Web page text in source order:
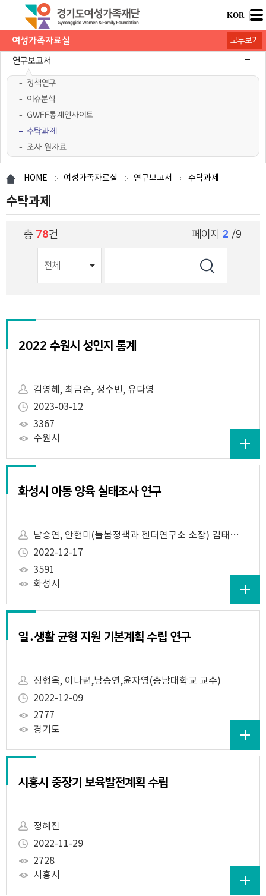
KOR
여성가족자료실
연구보고서
정책연구
이슈분석
GWFF통계인사이트
수탁과제
조사 원자료
학술행사자료
사업·교육 자료
경기여성가족통계
여성가족도서관 `여울`
모두보기
HOME 여성가족자료실 연구보고서 수탁과제
수탁과제
총 78건 페이지 2 /9
2022 수원시 성인지 통계
김영혜, 최금순, 정수빈, 유다영
2023-03-12
3367
수원시
화성시 아동 양육 실태조사 연구
남승연, 안현미(돌봄정책과 젠더연구소 소장) 김태연(전북대학교 조교수)
2022-12-17
3591
화성시
일․생활 균형 지원 기본계획 수립 연구
정형옥, 이나련,남승연,윤자영(충남대학교 교수)
2022-12-09
2777
경기도
시흥시 중장기 보육발전계획 수립
정혜진
2022-11-29
2728
시흥시